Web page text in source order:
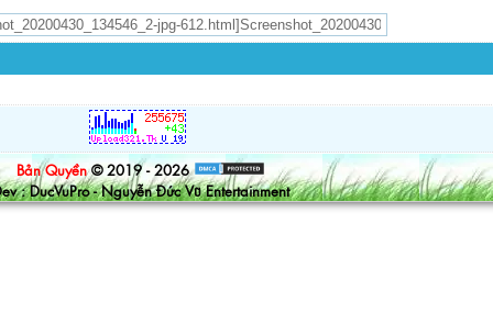
Bản Quyền © 2019 - 2026
: DucVuPro - Nguyễn Đức Vũ Entertainment